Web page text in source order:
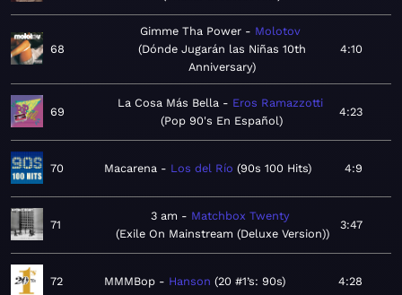
68
Gimme Tha Power
Molotov
Dónde Jugarán las Niñas 10th
Anniversary
4:10
69
La Cosa Más Bella
Eros Ramazzotti
Pop 90's En Español
4:23
70 Macarena Los del Río 90s 100 Hits 4:9
71
3 am
Matchbox Twenty
Exile On Mainstream (Deluxe Version)
3:47
72 MMMBop Hanson 20 #1’s: 90s 4:28